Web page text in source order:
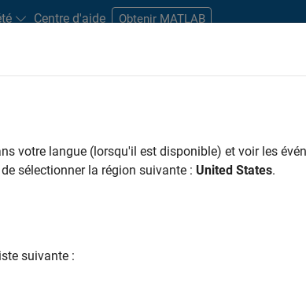
Centre d'aide Obtenir MATLAB
Ingénierie des versions Ingénierie des processus logiciels
votre langue (lorsqu'il est disponible) et voir les
sélectionner la région suivante : United States.
suivante :